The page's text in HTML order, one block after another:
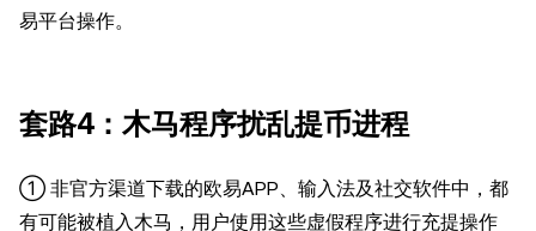
易平台操作。
套路4：木马程序扰乱提币进程
① 非官方渠道下载的欧易APP、输入法及社交软件中，都
有可能被植入木马，用户使用这些虚假程序进行充提操作